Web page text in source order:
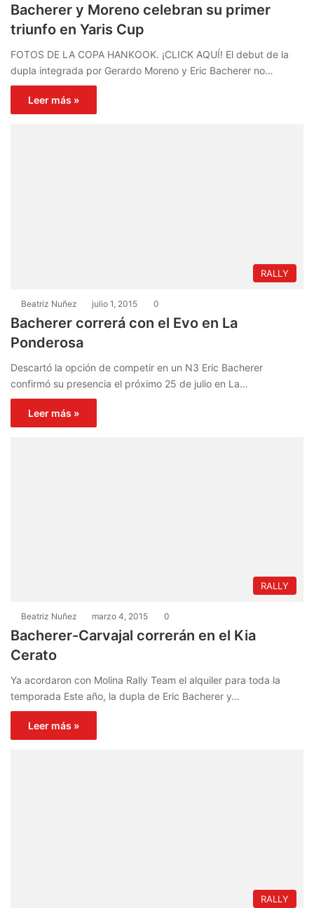
Bacherer y Moreno celebran su primer
triunfo en Yaris Cup
FOTOS DE LA COPA HANKOOK. ¡CLICK AQUÍ! El debut de la
dupla integrada por Gerardo Moreno y Eric Bacherer no…
Leer más »
RALLY
Beatriz Nuñez julio 1, 2015 0
Bacherer correrá con el Evo en La
Ponderosa
Descartó la opción de competir en un N3 Eric Bacherer
confirmó su presencia el próximo 25 de julio en La…
Leer más »
RALLY
Beatriz Nuñez marzo 4, 2015 0
Bacherer-Carvajal correrán en el Kia
Cerato
Ya acordaron con Molina Rally Team el alquiler para toda la
temporada Este año, la dupla de Eric Bacherer y…
Leer más »
RALLY